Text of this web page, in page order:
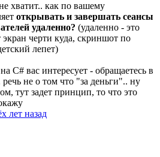
хватит.. как по вашему
открывать и завершать сеансы
удаленно? (удаленно - это
экран черти куда, скриншот по
лепет)
C# вас интересует - обращаетесь в
не о том что "за деньги".. ну
тут задет принцип, то что это
лет назад